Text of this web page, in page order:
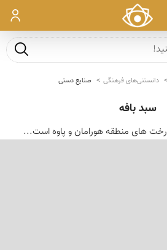
ورود
جست و
دانستنی‌های فرهنگی صنایع دستی
سبد بافه
درخت های منطقە هورامان و پاوە است...